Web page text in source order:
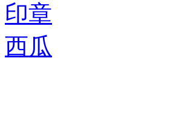
印章
西瓜